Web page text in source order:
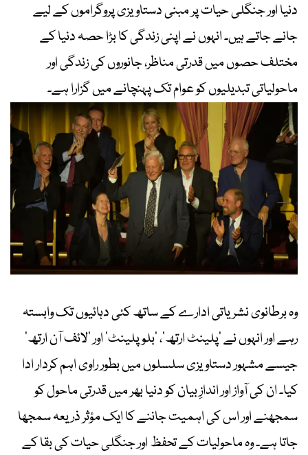
دنیا اور جنگلی حیات پر مبنی دستاویزی پروگراموں کے لیے
جانے جاتے ہیں۔ انہوں نے اپنی زندگی کا بڑا حصہ دنیا کے
مختلف حصوں میں قدرتی مناظر، جانوروں کی زندگی اور
ماحولیاتی تبدیلیوں کو عوام تک پہنچانے میں گزارا ہے۔
وہ برطانوی نشریاتی ادارے کے ساتھ کئی دہائیوں تک وابستہ
رہے اور انہوں نے ’پلینٹ ارتھ‘، ’بلو پلینٹ‘ اور ’لائف آن ارتھ‘
جیسے مشہور دستاویزی سلسلوں میں بطور راوی اہم کردار ادا
کیا۔ ان کی آواز اور اندازِ بیان کو دنیا بھر میں قدرتی ماحول کو
سمجھنے اور اس کی اہمیت جاننے کا ایک مؤثر ذریعہ سمجھا
جاتا ہے۔ وہ ماحولیات کے تحفظ اور جنگلی حیات کی بقا کے